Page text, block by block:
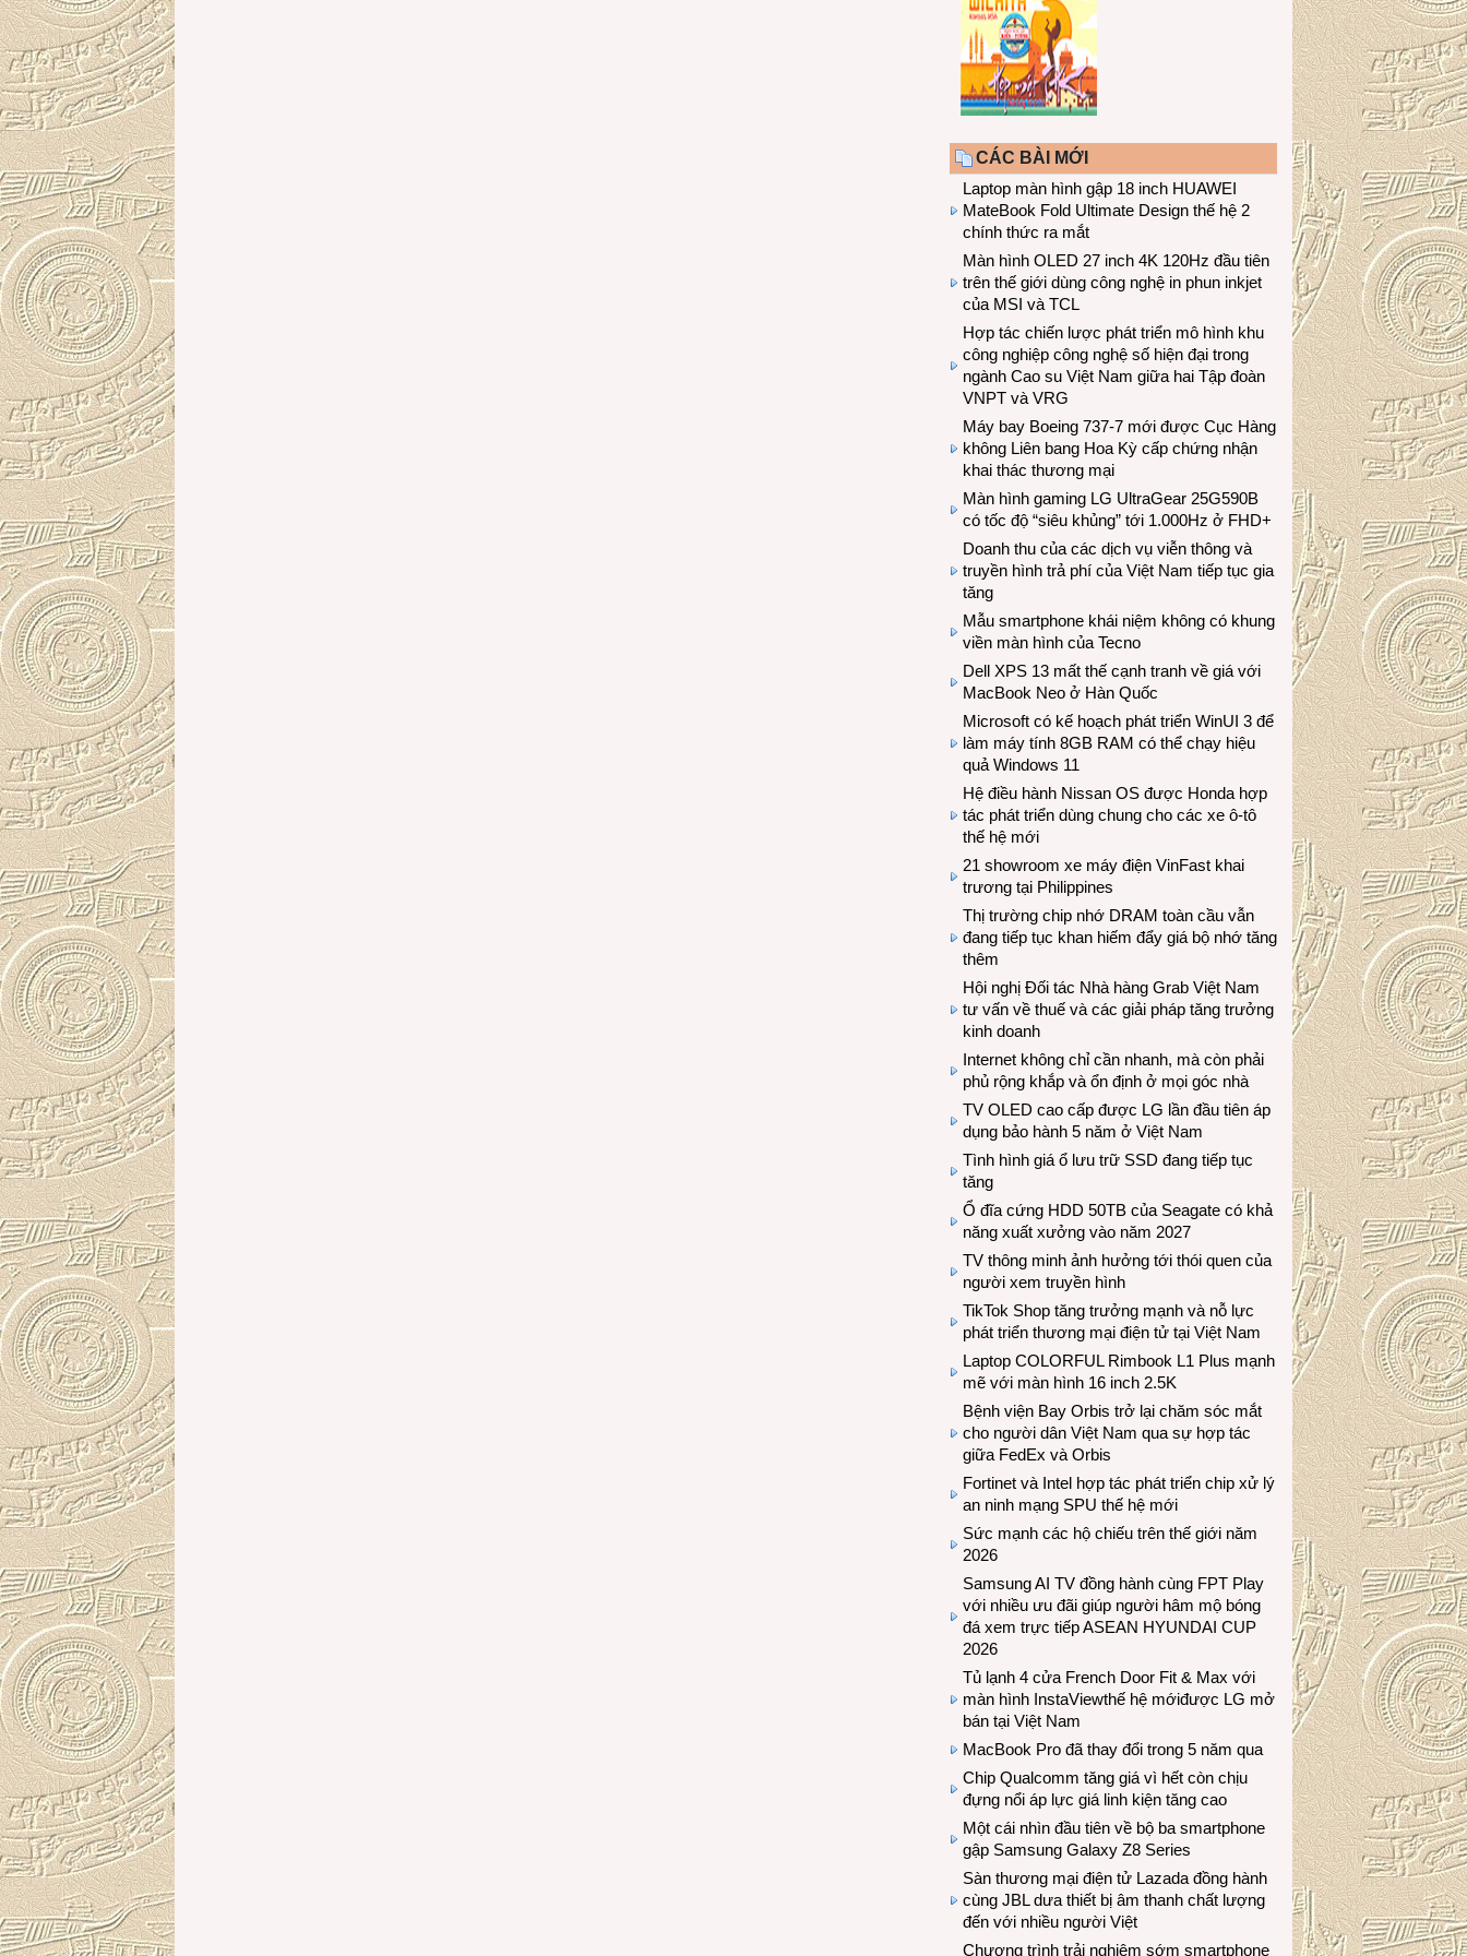
CÁC BÀI MỚI
Laptop màn hình gập 18 inch HUAWEI
MateBook Fold Ultimate Design thế hệ 2
chính thức ra mắt
Màn hình OLED 27 inch 4K 120Hz đầu tiên
trên thế giới dùng công nghệ in phun inkjet
của MSI và TCL
Hợp tác chiến lược phát triển mô hình khu
công nghiệp công nghệ số hiện đại trong
ngành Cao su Việt Nam giữa hai Tập đoàn
VNPT và VRG
Máy bay Boeing 737-7 mới được Cục Hàng
không Liên bang Hoa Kỳ cấp chứng nhận
khai thác thương mại
Màn hình gaming LG UltraGear 25G590B
có tốc độ “siêu khủng” tới 1.000Hz ở FHD+
Doanh thu của các dịch vụ viễn thông và
truyền hình trả phí của Việt Nam tiếp tục gia
tăng
Mẫu smartphone khái niệm không có khung
viền màn hình của Tecno
Dell XPS 13 mất thế cạnh tranh về giá với
MacBook Neo ở Hàn Quốc
Microsoft có kế hoạch phát triển WinUI 3 để
làm máy tính 8GB RAM có thể chạy hiệu
quả Windows 11
Hệ điều hành Nissan OS được Honda hợp
tác phát triển dùng chung cho các xe ô-tô
thế hệ mới
21 showroom xe máy điện VinFast khai
trương tại Philippines
Thị trường chip nhớ DRAM toàn cầu vẫn
đang tiếp tục khan hiếm đẩy giá bộ nhớ tăng
thêm
Hội nghị Đối tác Nhà hàng Grab Việt Nam
tư vấn về thuế và các giải pháp tăng trưởng
kinh doanh
Internet không chỉ cần nhanh, mà còn phải
phủ rộng khắp và ổn định ở mọi góc nhà
TV OLED cao cấp được LG lần đầu tiên áp
dụng bảo hành 5 năm ở Việt Nam
Tình hình giá ổ lưu trữ SSD đang tiếp tục
tăng
Ổ đĩa cứng HDD 50TB của Seagate có khả
năng xuất xưởng vào năm 2027
TV thông minh ảnh hưởng tới thói quen của
người xem truyền hình
TikTok Shop tăng trưởng mạnh và nỗ lực
phát triển thương mại điện tử tại Việt Nam
Laptop COLORFUL Rimbook L1 Plus mạnh
mẽ với màn hình 16 inch 2.5K
Bệnh viện Bay Orbis trở lại chăm sóc mắt
cho người dân Việt Nam qua sự hợp tác
giữa FedEx và Orbis
Fortinet và Intel hợp tác phát triển chip xử lý
an ninh mạng SPU thế hệ mới
Sức mạnh các hộ chiếu trên thế giới năm
2026
Samsung AI TV đồng hành cùng FPT Play
với nhiều ưu đãi giúp người hâm mộ bóng
đá xem trực tiếp ASEAN HYUNDAI CUP
2026
Tủ lạnh 4 cửa French Door Fit & Max với
màn hình InstaViewthế hệ mớiđược LG mở
bán tại Việt Nam
MacBook Pro đã thay đổi trong 5 năm qua
Chip Qualcomm tăng giá vì hết còn chịu
đựng nổi áp lực giá linh kiện tăng cao
Một cái nhìn đầu tiên về bộ ba smartphone
gập Samsung Galaxy Z8 Series
Sàn thương mại điện tử Lazada đồng hành
cùng JBL dưa thiết bị âm thanh chất lượng
đến với nhiều người Việt
Chương trình trải nghiệm sớm smartphone